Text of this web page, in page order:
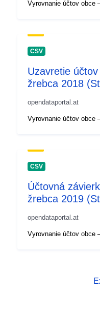
Vyrovnanie účtov obce
CSV
Uzavretie
žrebca 2018
opendataportal.at
Vyrovnanie účtov obce
CSV
Účtovná
žrebca 2019
opendataportal.at
Vyrovnanie účtov obce